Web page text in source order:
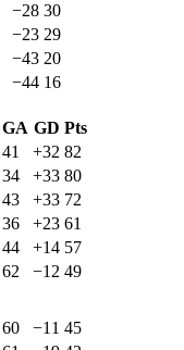
−28 30
−23 29
−43 20
−44 16
GA GD Pts
41 +32 82
34 +33 80
43 +33 72
36 +23 61
44 +14 57
62 −12 49
60 −11 45